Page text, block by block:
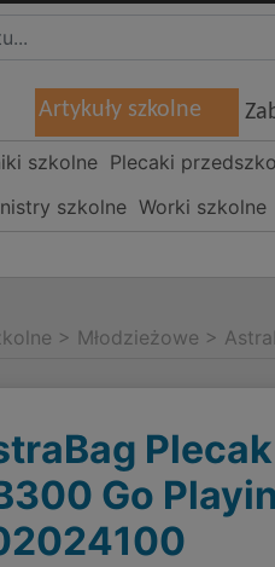
Artykuły szkolne
szkolne Plecaki
szkolne Worki szkolne
> Młodzieżowe >
Go